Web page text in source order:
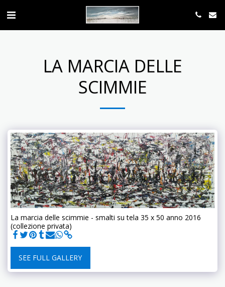
LA MARCIA DELLE
SCIMMIE
La marcia delle scimmie - smalti su tela 35 x 50 anno 2016
(collezione privata)
SEE FULL GALLERY